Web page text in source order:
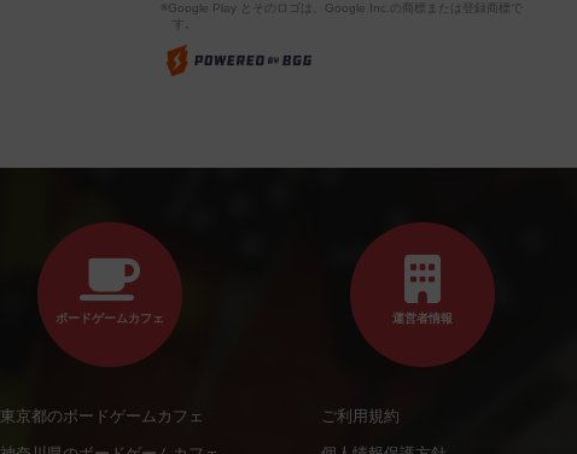
※Google Play とそのロゴは、Google Inc.の商標または登録商標で
す。
ボードゲームカフェ
東京都のボードゲームカフェ
運営者情報
ご利用規約